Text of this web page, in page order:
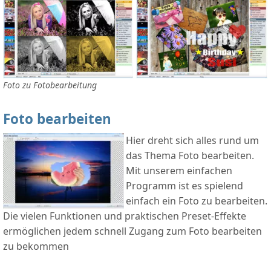
Foto zu Fotobearbeitung
Foto bearbeiten
Hier dreht sich alles rund um
das Thema Foto bearbeiten.
Mit unserem einfachen
Programm ist es spielend
einfach ein Foto zu bearbeiten.
Die vielen Funktionen und praktischen Preset-Effekte
ermöglichen jedem schnell Zugang zum Foto bearbeiten
zu bekommen